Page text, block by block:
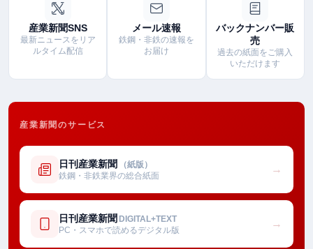
産業新聞SNS
最新ニュースをリア
ルタイム配信
メール速報
鉄鋼・非鉄の速報を
お届け
バックナンバー販
売
過去の紙面をご購入
いただけます
産業新聞のサービス
日刊産業新聞 （紙版）
鉄鋼・非鉄業界の総合紙面
→
日刊産業新聞 DIGITAL+TEXT
PC・スマホで読めるデジタル版
→